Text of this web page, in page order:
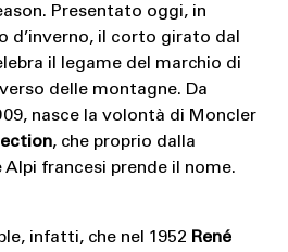
Presentato oggi, in
d’inverno, il corto girato dal
il legame del marchio di
delle montagne. Da
nasce la volontà di Moncler
, che proprio dalla
francesi prende il nome.
infatti, che nel 1952 René